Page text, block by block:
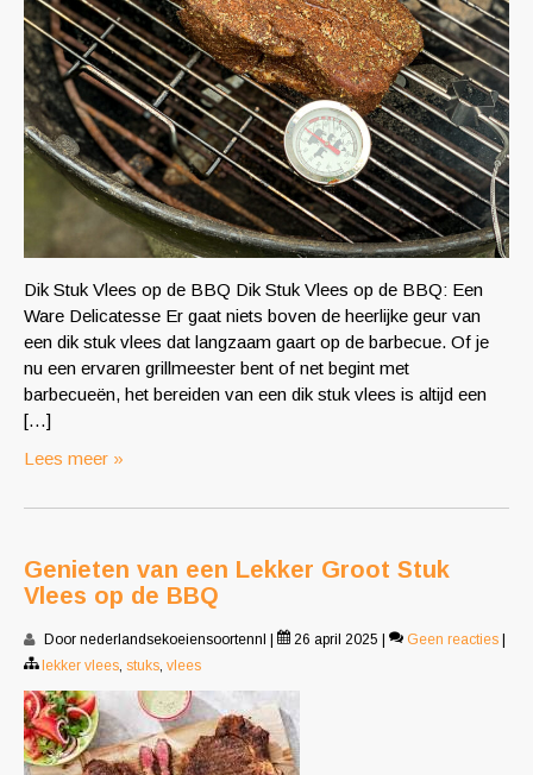
Dik Stuk Vlees op de BBQ Dik Stuk Vlees op de BBQ: Een
Ware Delicatesse Er gaat niets boven de heerlijke geur van
een dik stuk vlees dat langzaam gaart op de barbecue. Of je
nu een ervaren grillmeester bent of net begint met
barbecueën, het bereiden van een dik stuk vlees is altijd een
[…]
Lees meer »
Genieten van een Lekker Groot Stuk
Vlees op de BBQ
Door nederlandsekoeiensoortennl 26 april 2025 Geen reacties
lekker vlees, stuks, vlees